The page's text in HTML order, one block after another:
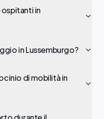
in
in Lussemburgo?
di mobilità in